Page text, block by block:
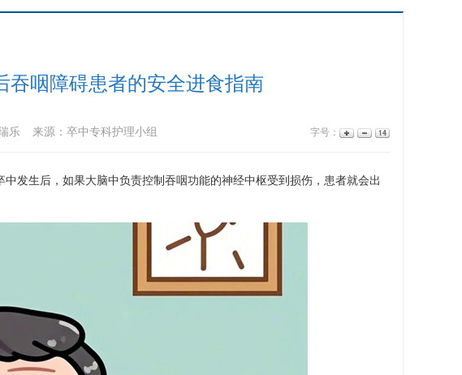
吞咽障碍患者的安全进食指南
乐 来源：卒中专科护理小组 字号：
生后，如果大脑中负责控制吞咽功能的神经中枢受到损伤，患者就会出